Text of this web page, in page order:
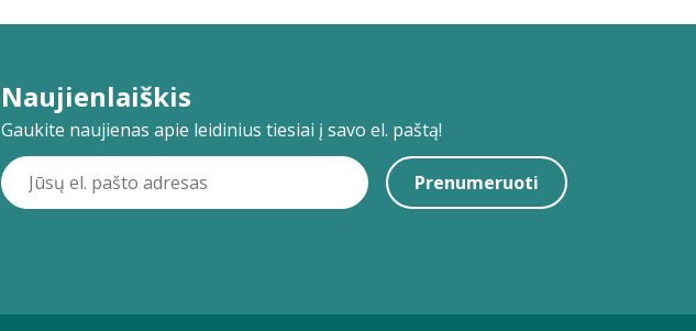
Naujienlaiškis
Gaukite naujienas apie leidinius tiesiai į savo el. paštą!
Prenumeruoti